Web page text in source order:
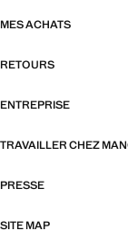
MES ACHATS
RETOURS
ENTREPRISE
TRAVAILLER CHEZ
PRESSE
SITE MAP